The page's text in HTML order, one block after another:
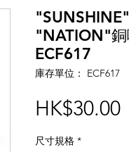
"NATION"銅
ECF617
庫存單位： ECF617
HK$30.00價
尺寸規格 *